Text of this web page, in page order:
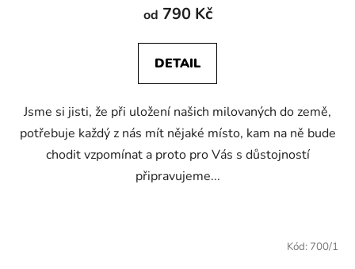
od 790 Kč
DETAIL
Jsme si jisti, že při uložení našich milovaných do země,
potřebuje každý z nás mít nějaké místo, kam na ně bude
chodit vzpomínat a proto pro Vás s důstojností
připravujeme...
Kód: 700/1